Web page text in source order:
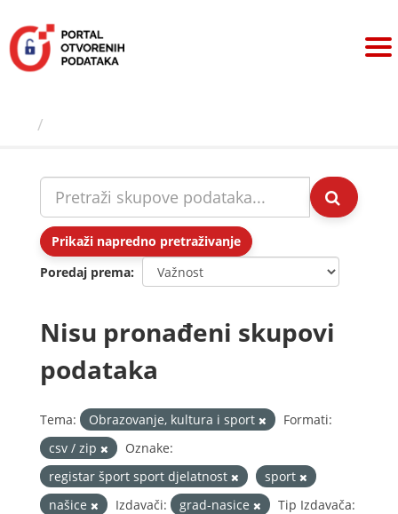
sadržaj
Prikaži napredno pretraživanje
Poredaj prema
Nisu pronađeni skupovi
podataka
Tema: Obrazovanje, kultura i sport
Formati:
csv / zip
Oznake:
registar šport sport djelatnost
sport
našice
Izdavači: grad-nasice
Tip Izdavača: